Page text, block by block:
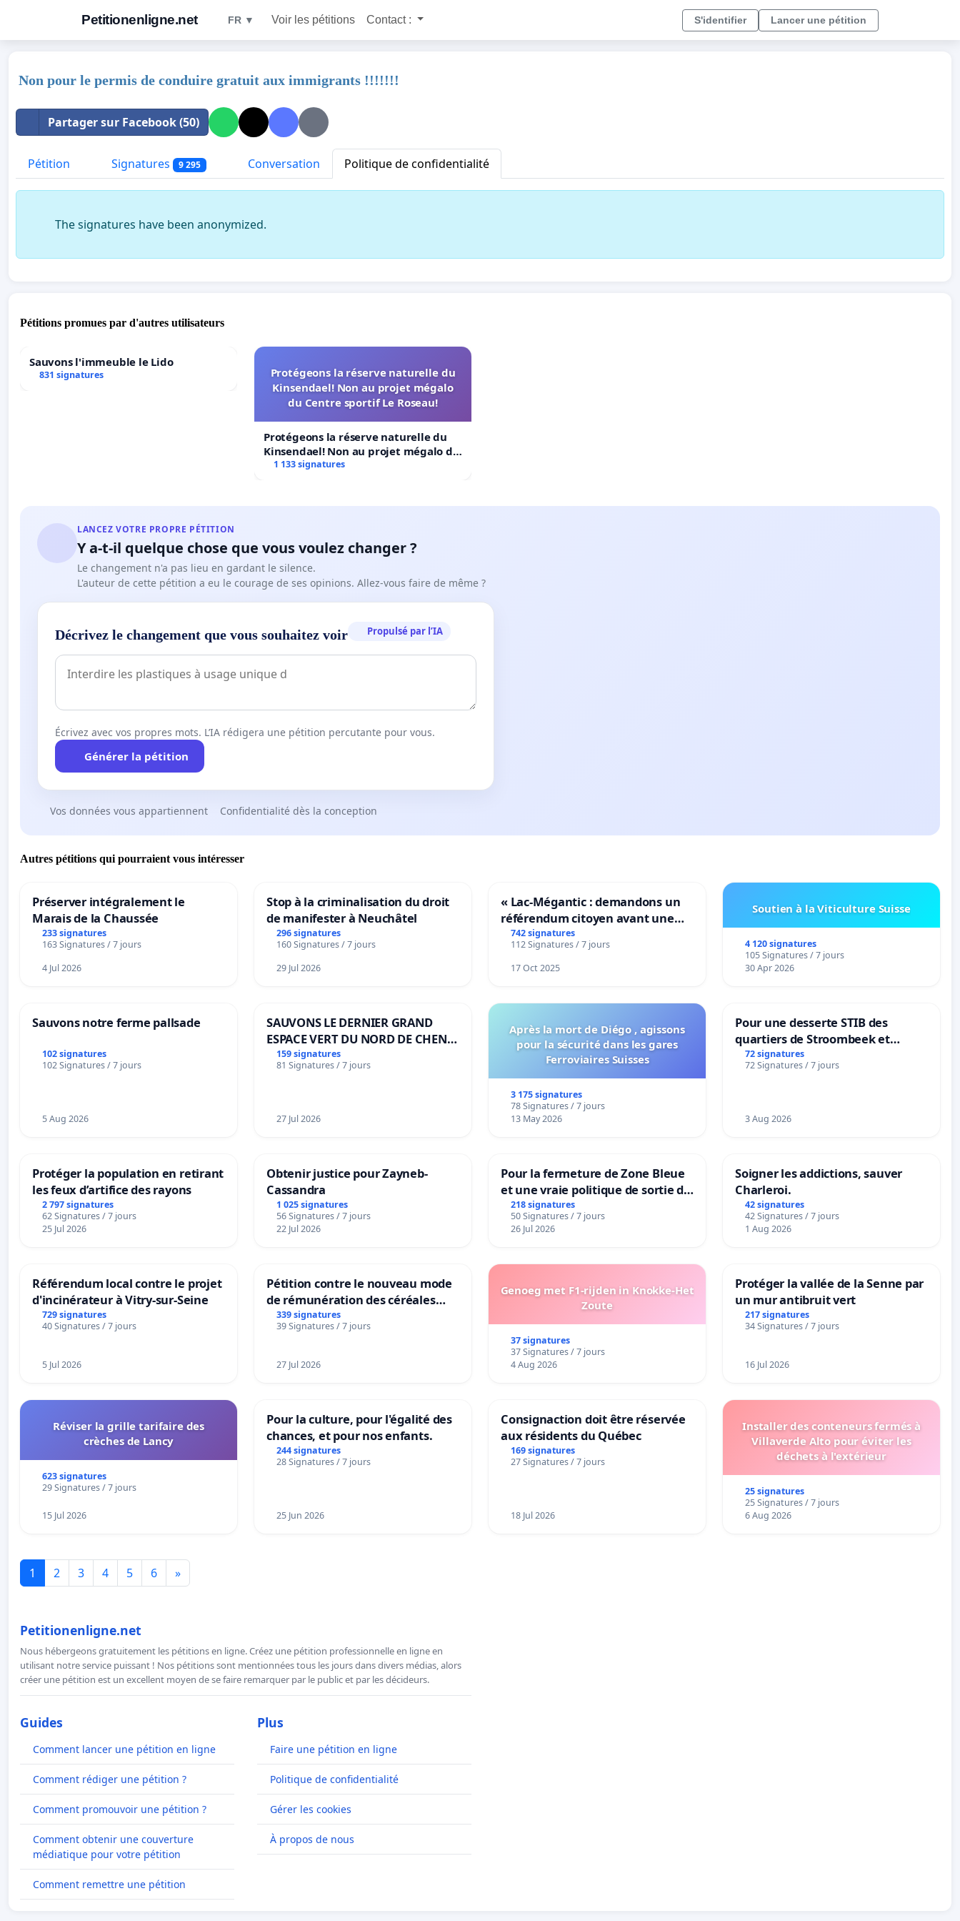
Petitionenligne.net FR ▼ Voir les pétitions Contact : S'identifier Lancer une pétition
Non pour le permis de conduire gratuit aux immigrants !!!!!!!
Partager sur Facebook (50)
Pétition Signatures 9 295 Conversation Politique de confidentialité
The signatures have been anonymized.
Pétitions promues par d'autres utilisateurs
Sauvons l'immeuble le Lido
831 signatures
Protégeons la réserve naturelle du
Kinsendael! Non au projet mégalo
du Centre sportif Le Roseau!
Protégeons la réserve naturelle du
Kinsendael! Non au projet mégalo du
Centre sportif Le Roseau!
1 133 signatures
LANCEZ VOTRE PROPRE PÉTITION
Y a-t-il quelque chose que vous voulez changer ?
Le changement n'a pas lieu en gardant le silence.
L'auteur de cette pétition a eu le courage de ses opinions. Allez-vous faire de même ?
Décrivez le changement que vous souhaitez voir Propulsé par l’IA
Écrivez avec vos propres mots. L’IA rédigera une pétition percutante pour vous.
Générer la pétition
Vos données vous appartiennent Confidentialité dès la conception
Autres pétitions qui pourraient vous intéresser
Préserver intégralement le
Marais de la Chaussée
233 signatures
163 Signatures / 7 jours
4 Jul 2026
Stop à la criminalisation du droit
de manifester à Neuchâtel
296 signatures
160 Signatures / 7 jours
29 Jul 2026
« Lac-Mégantic : demandons un
référendum citoyen avant une
transformation irréversible de
notre territoire »
742 signatures
112 Signatures / 7 jours
17 Oct 2025
Soutien à la Viticulture Suisse
4 120 signatures
105 Signatures / 7 jours
30 Apr 2026
Sauvons notre ferme pallsade
102 signatures
102 Signatures / 7 jours
5 Aug 2026
SAUVONS LE DERNIER GRAND
ESPACE VERT DU NORD DE CHENE-
BOUGERIES
159 signatures
81 Signatures / 7 jours
27 Jul 2026
Après la mort de Diégo , agissons
pour la sécurité dans les gares
Ferroviaires Suisses
3 175 signatures
78 Signatures / 7 jours
13 May 2026
Pour une desserte STIB des
quartiers de Stroombeek et
Beauval - Voor een MIVB-
bediening van de wijken
72 signatures
72 Signatures / 7 jours
3 Aug 2026
Protéger la population en retirant
les feux d’artifice des rayons
2 797 signatures
62 Signatures / 7 jours
25 Jul 2026
Obtenir justice pour Zayneb-
Cassandra
1 025 signatures
56 Signatures / 7 jours
22 Jul 2026
Pour la fermeture de Zone Bleue
et une vraie politique de sortie de
la dépendance
218 signatures
50 Signatures / 7 jours
26 Jul 2026
Soigner les addictions, sauver
Charleroi.
42 signatures
42 Signatures / 7 jours
1 Aug 2026
Référendum local contre le projet
d'incinérateur à Vitry-sur-Seine
729 signatures
40 Signatures / 7 jours
5 Jul 2026
Pétition contre le nouveau mode
de rémunération des céréales
panifiables de Swiss granum basé
sur la teneur en protéines
339 signatures
39 Signatures / 7 jours
27 Jul 2026
Genoeg met F1-rijden in Knokke-Het
Zoute
37 signatures
37 Signatures / 7 jours
4 Aug 2026
Protéger la vallée de la Senne par
un mur antibruit vert
217 signatures
34 Signatures / 7 jours
16 Jul 2026
Réviser la grille tarifaire des
crèches de Lancy
623 signatures
29 Signatures / 7 jours
15 Jul 2026
Pour la culture, pour l'égalité des
chances, et pour nos enfants.
244 signatures
28 Signatures / 7 jours
25 Jun 2026
Consignaction doit être réservée
aux résidents du Québec
169 signatures
27 Signatures / 7 jours
18 Jul 2026
Installer des conteneurs fermés à
Villaverde Alto pour éviter les
déchets à l'extérieur
25 signatures
25 Signatures / 7 jours
6 Aug 2026
1 2 3 4 5 6 »
Petitionenligne.net
Nous hébergeons gratuitement les pétitions en ligne. Créez une pétition professionnelle en ligne en
utilisant notre service puissant ! Nos pétitions sont mentionnées tous les jours dans divers médias, alors
créer une pétition est un excellent moyen de se faire remarquer par le public et par les décideurs.
Guides
Comment lancer une pétition en ligne
Comment rédiger une pétition ?
Comment promouvoir une pétition ?
Comment obtenir une couverture
médiatique pour votre pétition
Comment remettre une pétition
Plus
Faire une pétition en ligne
Politique de confidentialité
Gérer les cookies
À propos de nous